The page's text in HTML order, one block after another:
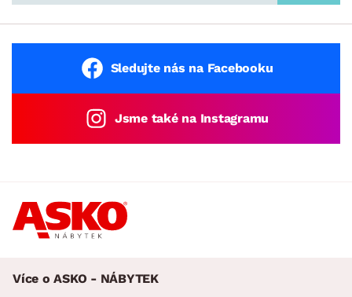
Sledujte nás na Facebooku
Jsme také na Instagramu
Více o ASKO - NÁBYTEK